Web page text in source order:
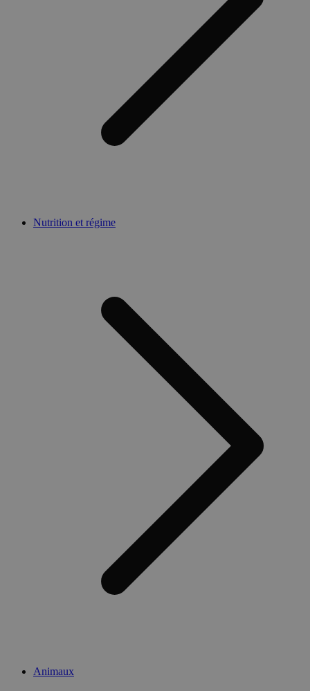
Nutrition et régime
Animaux